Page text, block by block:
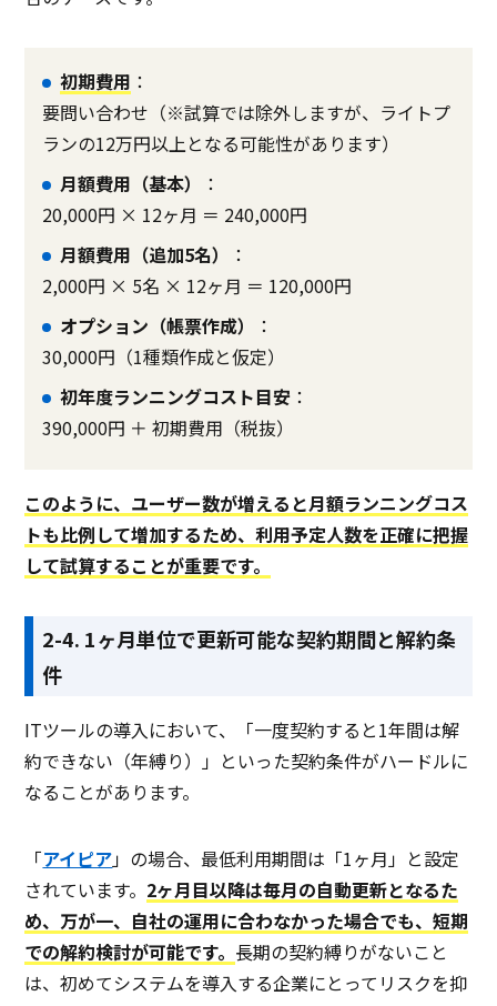
初期費用 ：
要問い合わせ（※試算では除外しますが、ライトプ
ランの12万円以上となる可能性があります）
月額費用（基本）
：
20,000円 × 12ヶ月 ＝ 240,000円
月額費用（追加5名）
：
2,000円 × 5名 × 12ヶ月 ＝ 120,000円
オプション（帳票作成）
：
30,000円（1種類作成と仮定）
初年度ランニングコスト目安 ：
390,000円 ＋ 初期費用（税抜）
このように、ユーザー数が増えると月額ランニングコス
トも比例して増加するため、利用予定人数を正確に把握
して試算することが重要です。
2-4. 1ヶ月単位で更新可能な契約期間と解約条
件
ITツールの導入において、「一度契約すると1年間は解
約できない（年縛り）」といった契約条件がハードルに
なることがあります。
「アイピア」の場合、最低利用期間は「1ヶ月」と設定
されています。 2ヶ月目以降は毎月の自動更新となるた
め、万が一、自社の運用に合わなかった場合でも、短期
での解約検討が可能です。 長期の契約縛りがないこと
は、初めてシステムを導入する企業にとってリスクを抑